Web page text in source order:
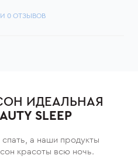
0ОТЗЫВОВ
ИДЕАЛЬНАЯ
SLEEP
а наши продукты
красоты всю ночь.